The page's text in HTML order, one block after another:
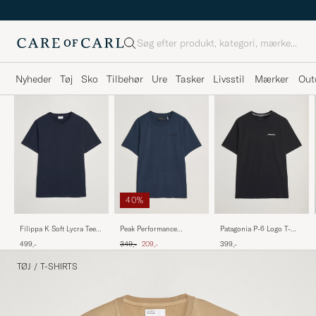
Søg
Nyheder Tøj Sko Tilbehør Ure Tasker Livsstil Mærker
Filippa K Soft Lycra Tee
499,-
40%
Peak Performance
Shirt Blue Shadow
Ordinary pris
349,- Nedsat pris
209,-
Patagonia P-6 Logo T-
399,-
TØJ / T-SHIRTS